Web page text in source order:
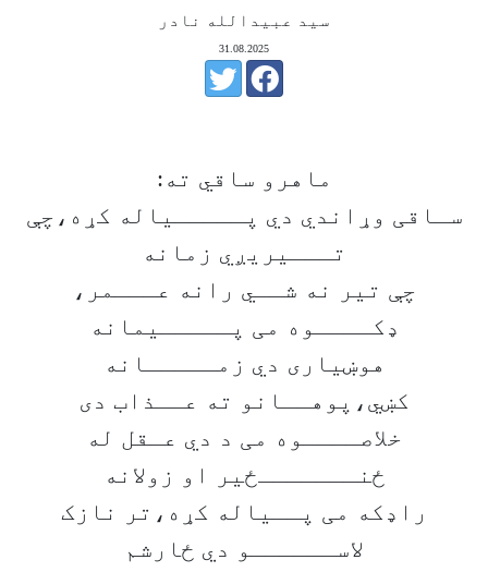
سید عبیدالله نادر
31.08.2025
ماهرو ساقي ته:
سـاقی وړاندي دي پـــــیاله کړه،چې
تـــیریږي زمانه
چې تیر نه شــي رانه عـــمر،
ډکــــوه می پـــــیمانه
هوښیاری دي زمـــــانه
کښي،پوهــانو ته عــذاب دی
خلاصــــوه می د دي عـقل له
ځنـــــــځیر او زولانه
راډکه می پــیاله کړه،تر نازک
لاســــــو دي ځارشم